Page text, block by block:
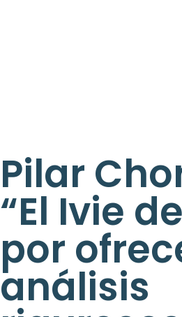
Pilar
“El Ivie
por
análisis